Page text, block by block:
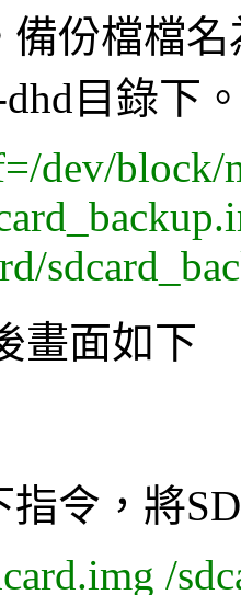
份檔檔名
dhd目錄下
dev/block/
畫面如下
令，將
/